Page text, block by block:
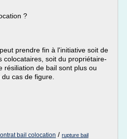
?
prendre fin à l'initiative soit de
colocataires, soit du propriétaire-
résiliation de bail sont plus ou
cas de figure.
bail colocation / rupture bail